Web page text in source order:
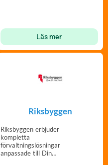
Läs mer
Riksbyggen
Riksbyggen erbjuder
kompletta
förvaltningslösningar
anpassade till Din